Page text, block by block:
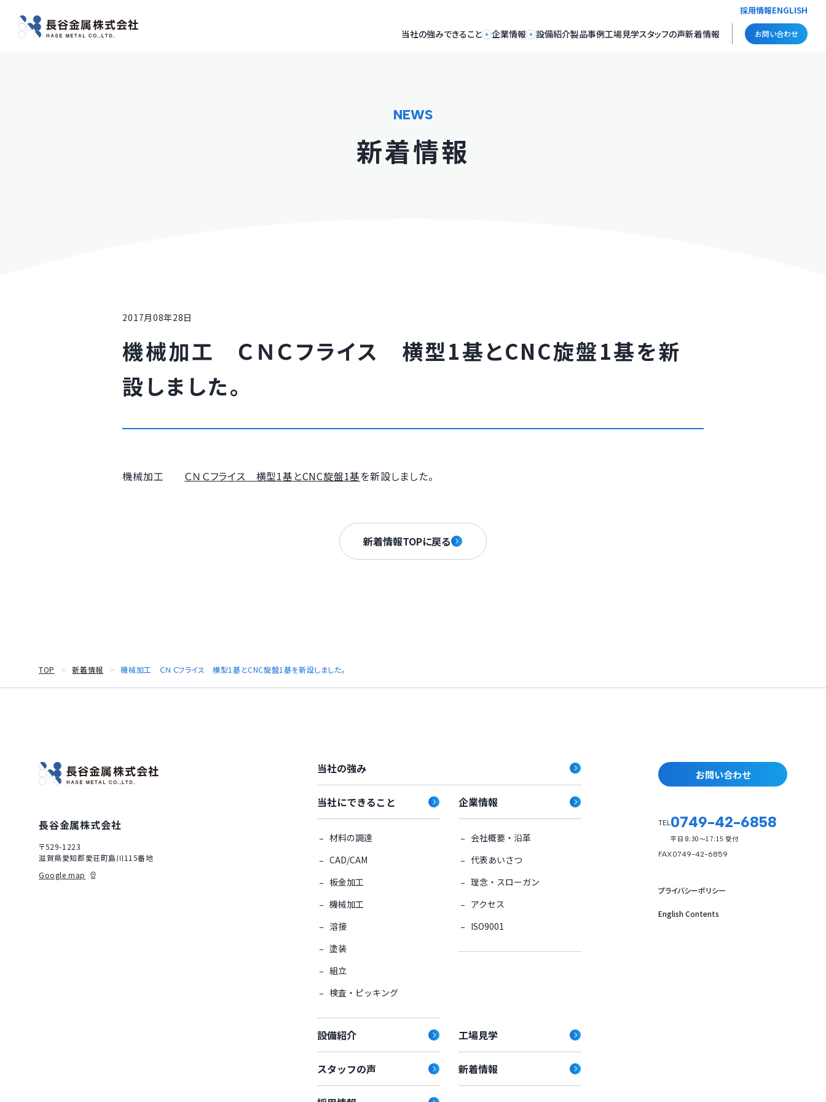
当社の強みできること 企業情報 設備紹介製品事例工場見学スタッフの声新着情報
採用情報ENGLISH
お問い合わせ
NEWS
新着情報
2017月08年28日
機械加工 ＣＮＣフライス 横型1基とCNC旋盤1基を新
設しました。
機械加工 ＣＮＣフライス 横型1基とCNC旋盤1基を新設しました。
新着情報TOPに戻る
TOP 新着情報 機械加工 ＣＮＣフライス 横型1基とCNC旋盤1基を新設しました。
長谷金属株式会社
〒529-1223
滋賀県愛知郡愛荘町島川115番地
Google map
当社の強み
当社にできること
材料の調達
CAD/CAM
板金加工
機械加工
溶接
塗装
組立
検査・ピッキング
企業情報
会社概要・沿革
代表あいさつ
理念・スローガン
アクセス
ISO9001
設備紹介 工場見学
スタッフの声 新着情報
お問い合わせ
TEL0749-42-6858
平日 8:30～17:15 受付
FAX0749-42-6859
プライバシーポリシー
English Contents